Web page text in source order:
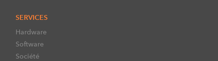
SERVICES
Hardware
Software
Société